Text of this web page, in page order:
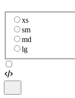
xs
sm
md
lg